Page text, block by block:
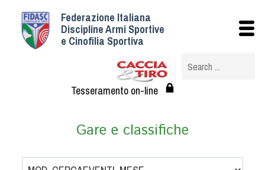
Federazione Italiana
Discipline Armi Sportive
e Cinofilia Sportiva
Tesseramento on-line
Gare e classifiche
Istituzionale
Struttura
Albo Veterinari federali
Tesseramento e Affiliazioni
Circolari